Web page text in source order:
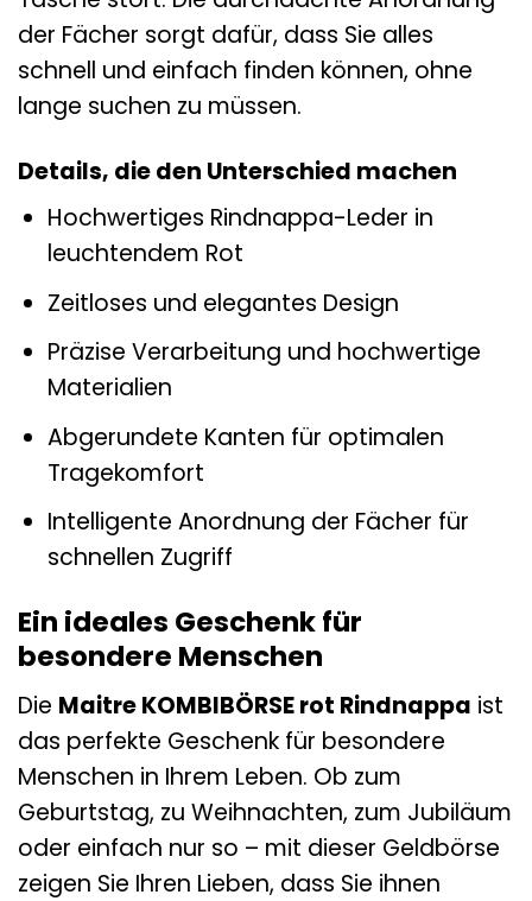
der Fächer sorgt dafür, dass Sie alles
schnell und einfach finden können, ohne
lange suchen zu müssen.
Details, die den Unterschied machen
Hochwertiges Rindnappa-Leder in
leuchtendem Rot
Zeitloses und elegantes Design
Präzise Verarbeitung und hochwertige
Materialien
Abgerundete Kanten für optimalen
Tragekomfort
Intelligente Anordnung der Fächer für
schnellen Zugriff
Ein ideales Geschenk für
besondere Menschen
Die Maitre KOMBIBÖRSE rot Rindnappa ist
das perfekte Geschenk für besondere
Menschen in Ihrem Leben. Ob zum
Geburtstag, zu Weihnachten, zum Jubiläum
oder einfach nur so – mit dieser Geldbörse
zeigen Sie Ihren Lieben, dass Sie ihnen